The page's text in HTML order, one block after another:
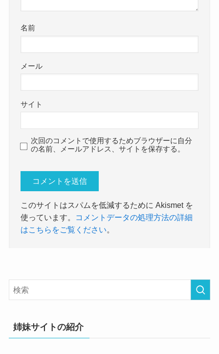
名前
メール
サイト
次回のコメントで使用するためブラウザーに自分
の名前、メールアドレス、サイトを保存する。
このサイトはスパムを低減するために Akismet を
使っています。
コメントデータの処理方法の詳細
はこちらをご覧ください。
姉妹サイトの紹介